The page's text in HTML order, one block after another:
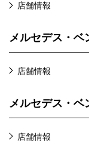
店舗情報
メルセデス・ベ
店舗情報
メルセデス・ベ
店舗情報